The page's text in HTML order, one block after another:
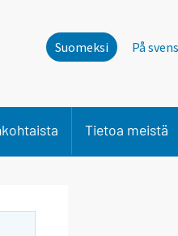
Suomeksi På
Tietoa meistä